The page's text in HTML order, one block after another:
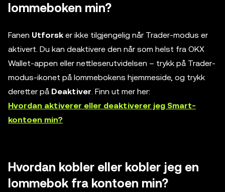
lommeboken min?
Fanen Utforsk er ikke tilgjengelig når Trader-modus er
aktivert. Du kan deaktivere den når som helst fra OKX
Wallet-appen eller nettleserutvidelsen – trykk på Trader-
modus-ikonet på lommebokens hjemmeside, og trykk
deretter på Deaktiver . Finn ut mer her:
Hvordan aktiverer eller deaktiverer jeg Smart-
kontoen min?
Hvordan kobler eller kobler jeg en
lommebok fra kontoen min?